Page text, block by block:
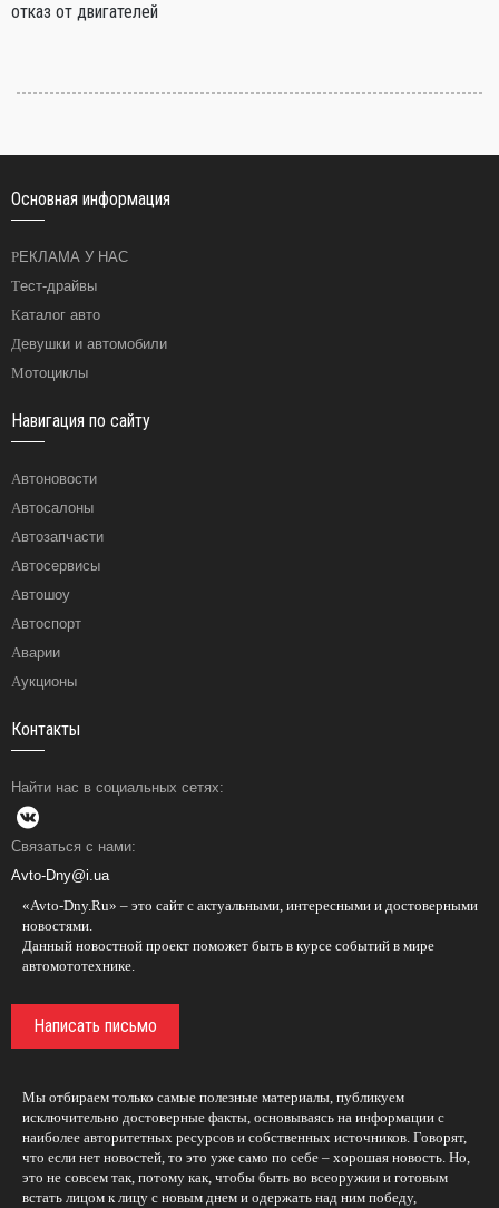
отказ от двигателей
Основная информация
РЕКЛАМА У НАС
Тест-драйвы
Каталог авто
Девушки и автомобили
Мотоциклы
Навигация по сайту
Автоновости
Автосалоны
Автозапчасти
Автосервисы
Автошоу
Автоспорт
Аварии
Аукционы
Контакты
Найти нас в социальных сетях:
Связаться с нами:
Avto-Dny@i.ua
«Avto-Dny.Ru» – это сайт с актуальными, интересными и достоверными
новостями.
Данный новостной проект поможет быть в курсе событий в мире
автомототехнике.
Написать письмо
Мы отбираем только самые полезные материалы, публикуем
исключительно достоверные факты, основываясь на информации с
наиболее авторитетных ресурсов и собственных источников. Говорят,
что если нет новостей, то это уже само по себе – хорошая новость. Но,
это не совсем так, потому как, чтобы быть во всеоружии и готовым
встать лицом к лицу с новым днем и одержать над ним победу,